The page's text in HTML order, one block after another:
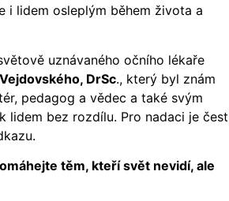
i lidem osleplým během života a
uznávaného očního lékaře
DrSc., který byl znám
pedagog a vědec a také svým
lidem bez rozdílu. Pro nadaci je čest
těm, kteří svět nevidí, ale